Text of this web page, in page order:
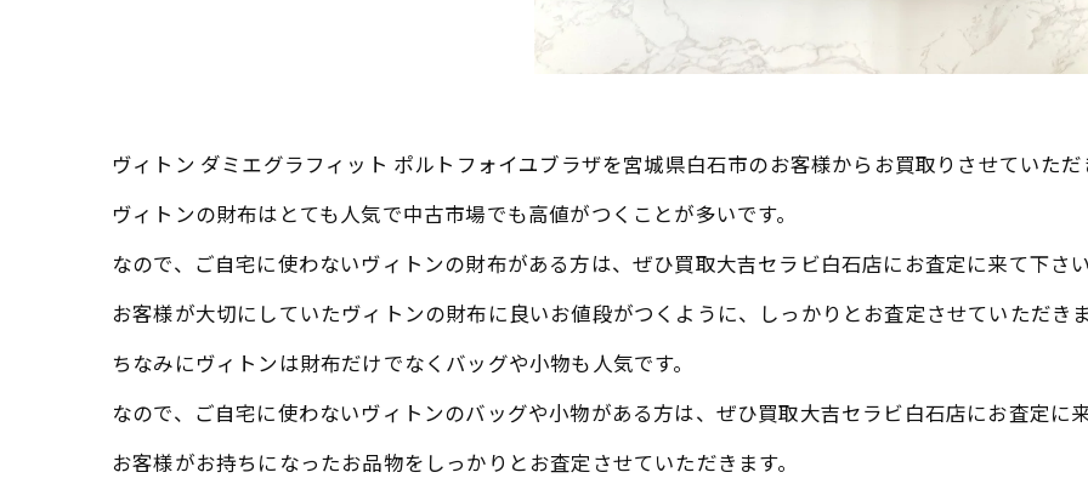
ヴィトン ダミエグラフィット ポルトフォイユブラザを宮城県白石市のお客様からお買取りさせていただ
ヴィトンの財布はとても人気で中古市場でも高値がつくことが多いです。
なので、ご自宅に使わないヴィトンの財布がある方は、ぜひ買取大吉セラビ白石店にお査定に来て下さい
お客様が大切にしていたヴィトンの財布に良いお値段がつくように、しっかりとお査定させていただきま
ちなみにヴィトンは財布だけでなくバッグや小物も人気です。
なので、ご自宅に使わないヴィトンのバッグや小物がある方は、ぜひ買取大吉セラビ白石店にお査定に来
お客様がお持ちになったお品物をしっかりとお査定させていただきます。